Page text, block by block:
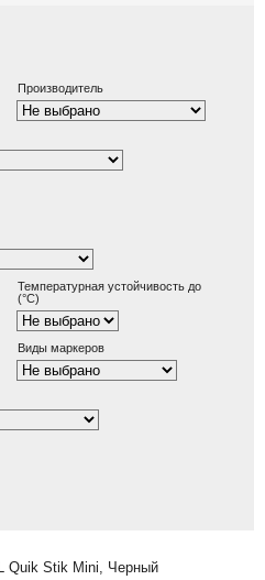
Производитель
Температурная устойчивость до
(°С)
Виды маркеров
Quik Stik Mini, Черный